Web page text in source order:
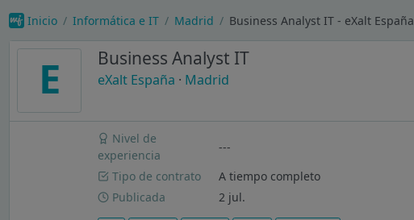
Inicio Informática e IT Madrid Business Analyst IT - eXalt España
E Business Analyst IT
eXalt España · Madrid
Nivel de
experiencia
---
Tipo de contrato
A tiempo completo
Publicada
2 jul.